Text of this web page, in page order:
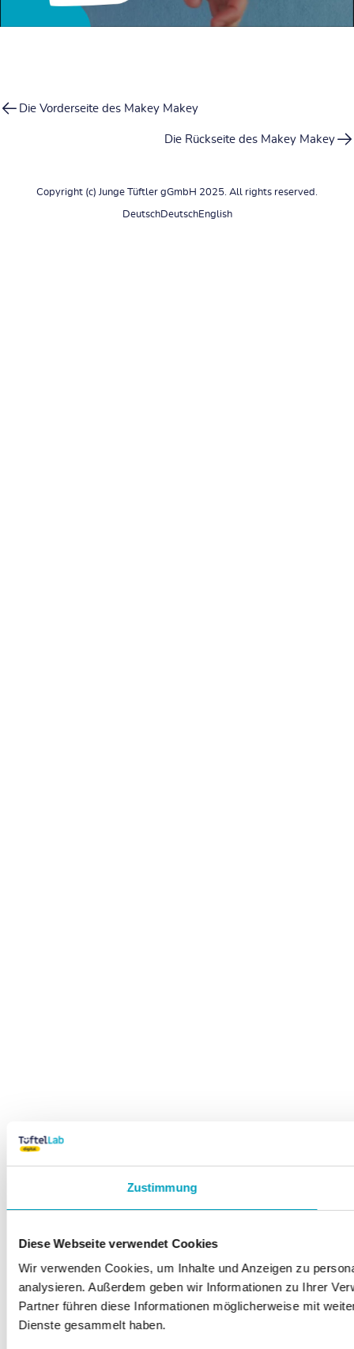
Zustimmung
Diese Webseite verwendet Cookies
Wir verwenden Cookies, um Inhalte und Anzeigen zu
analysieren. Außerdem geben wir Informationen zu Ihrer
Partner führen diese Informationen möglicherweise mit
Dienste gesammelt haben.
Die Vorderseite des Makey Makey
Die Rückseite des Makey Makey
Copyright (c) Junge Tüftler gGmbH 2025. All rights reserved.
DeutschDeutschEnglish